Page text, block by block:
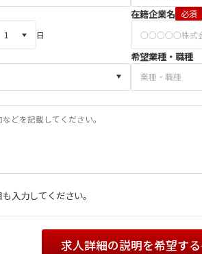
日
在籍企業名 必須
希望業種・職種
入力してください。
求人詳細の説明を希望する